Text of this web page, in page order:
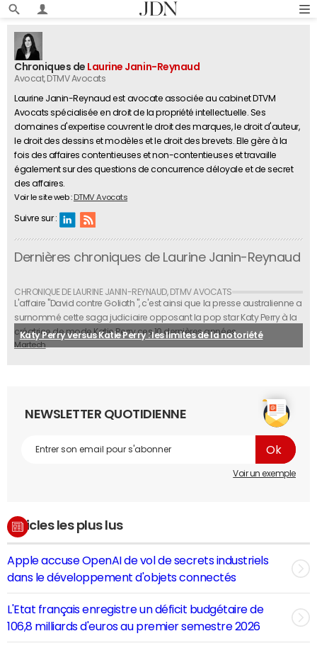
Chroniques de Laurine Janin-Reynaud
Avocat, DTMV Avocats
Laurine Janin-Reynaud est avocate associée au cabinet DTVM
Avocats spécialisée en droit de la propriété intellectuelle. Ses
domaines d'expertise couvrent le droit des marques, le droit d'auteur,
le droit des dessins et modèles et le droit des brevets. Elle gère à la
fois des affaires contentieuses et non-contentieuses et travaille
également sur des questions de concurrence déloyale et de secret
des affaires.
Voir le site web :DTMV Avocats
Suivre sur :
Dernières chroniques de Laurine Janin-Reynaud
Katy Perry versus Katie Perry : les limites de la notoriété
L'affaire "David contre Goliath ", c'est ainsi que la presse australienne a
surnommé cette saga judiciaire opposant la pop star Katy Perry à la
créatrice de mode Katie Perry ces 10 dernières années.
Martech
NEWSLETTER QUOTIDIENNE
Voir un exemple
Articles les plus lus
Apple accuse OpenAI de vol de secrets industriels
dans le développement d'objets connectés
L'Etat français enregistre un déficit budgétaire de
106,8 milliards d'euros au premier semestre 2026